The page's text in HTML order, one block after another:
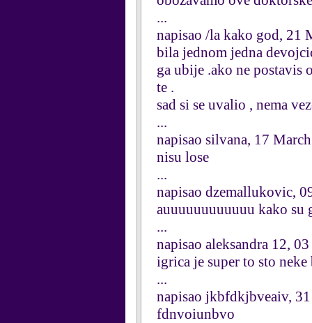
...
napisao /la kako god, 21
bila jednom jedna
ga ubije .ako ne postavis
te .
sad si se uvalio , nema
...
napisao silvana, 17
nisu lose
...
napisao dzemallukovic,
auuuuuuuuuuuu kako su
...
napisao aleksandra 12,
igrica je super to sto neke
...
napisao jkbfdkjbveaiv,
fdnvoiunbvo